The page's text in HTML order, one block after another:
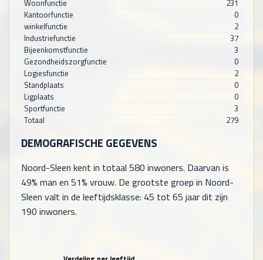
Woonfunctie
231
Kantoorfunctie
0
winkelfunctie
2
Industriefunctie
37
Bijeenkomstfunctie
3
Gezondheidszorgfunctie
0
Logiesfunctie
2
Standplaats
0
Ligplaats
0
Sportfunctie
3
Totaal
279
DEMOGRAFISCHE GEGEVENS
Noord-Sleen kent in totaal 580 inwoners. Daarvan is
49% man en 51% vrouw. De grootste groep in Noord-
Sleen valt in de leeftijdsklasse: 45 tot 65 jaar dit zijn
190 inwoners.